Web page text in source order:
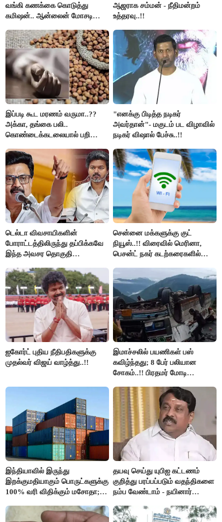
வங்கி கணக்கை கொடுத்து
கமிஷன்.. ஆன்லைன் மோசடி
கைது..!!
ஆஜராக சம்மன் - நீதிமன்றம்
உத்தரவு..!!
இப்படி கூட மரணம் வருமா..??
அக்கா, தங்கை பலி..
கொண்டைக்கடலையால் பறிபோன
"எனக்கு பிடித்த நடிகர்
அவர்தான்"- மகுடம் பட விழாவில்
நடிகர் விஷால் பேச்சு..!!
டெல்டா விவசாயிகளின்
போராட்டத்திலிருந்து தப்பிக்கவே
இந்த அவசர தொகுதி
அரங்கேற்றுகிறார் முதலமைச்சர் -
திமுக ஐடி விங்..!!
சென்னை மக்களுக்கு குட்
நியூஸ்..!! விரைவில் மெரினா,
பெசன்ட் நகர் கடற்கரைகளில்
ஐகோர்ட் புதிய நீதிபதிகளுக்கு
முதல்வர் விஜய் வாழ்த்து..!!
இமாச்சலில் பயணிகள் பஸ்
கவிழ்ந்தது; 8 பேர் பலியான
சோகம்..!! பிரதமர் மோடி
இந்தியாவில் இருந்து
இறக்குமதியாகும் பொருட்களுக்கு
100% வரி விதிக்கும் மசோதா;
தயவு செய்து யுபிஐ கட்டணம்
குறித்து பரப்பப்படும் வதந்திகளை
நம்ப வேண்டாம் - நயினார்